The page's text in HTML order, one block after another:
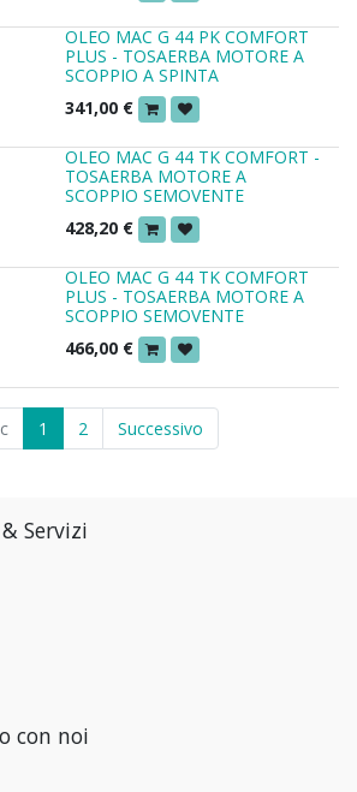
OLEO MAC G 44 PK COMFORT
PLUS - TOSAERBA MOTORE A
SCOPPIO A SPINTA
341,00 €
OLEO MAC G 44 TK COMFORT -
TOSAERBA MOTORE A
SCOPPIO SEMOVENTE
428,20 €
OLEO MAC G 44 TK COMFORT
PLUS - TOSAERBA MOTORE A
SCOPPIO SEMOVENTE
466,00 €
1 2 Successivo
Servizi
con noi